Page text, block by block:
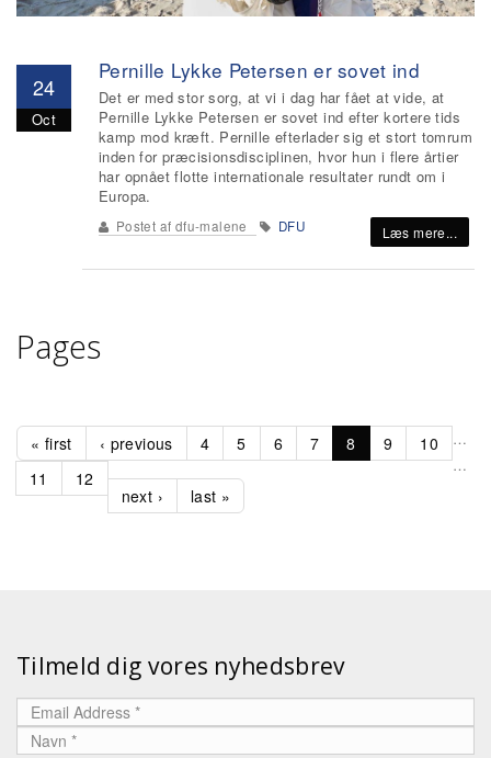
24
Oct
Pernille Lykke Petersen er sovet ind
Det er med stor sorg, at vi i dag har fået at vide, at
Pernille Lykke Petersen er sovet ind efter kortere tids
kamp mod kræft. Pernille efterlader sig et stort tomrum
inden for præcisionsdisciplinen, hvor hun i flere årtier
har opnået flotte internationale resultater rundt om i
Europa.
Postet af dfu-malene DFU Læs mere...
Pages
« first ‹ previous …
4 5 6 7 8 9
10
11
12
…
next › last »
Tilmeld dig vores nyhedsbrev